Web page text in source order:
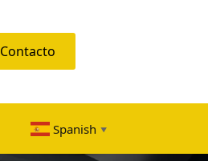
Contacto
Spanish ▼